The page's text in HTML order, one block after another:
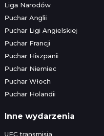
Liga Narodów
Puchar Anglii
Puchar Ligi Angielskiej
Puchar Francji
Puchar Hiszpanii
Puchar Niemiec
Puchar Włoch
Puchar Holandii
Inne wydarzenia
UFC transmisja